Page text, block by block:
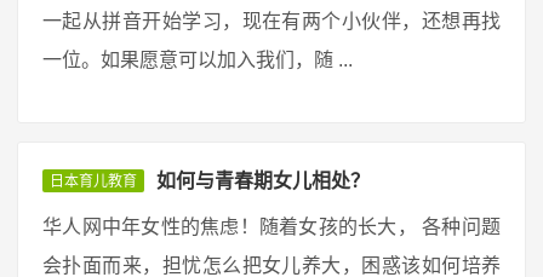
一起从拼音开始学习，现在有两个小伙伴，还想再找
一位。如果愿意可以加入我们，随 ...
日本育儿教育 如何与青春期女儿相处？
华人网中年女性的焦虑！随着女孩的长大， 各种问题
会扑面而来，担忧怎么把女儿养大，困惑该如何培养